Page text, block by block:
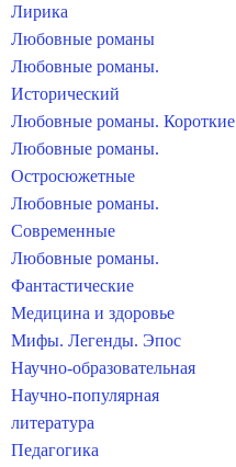
Лирика
Любовные романы
Любовные романы.
Исторический
Любовные романы. Короткие
Любовные романы.
Остросюжетные
Любовные романы.
Современные
Любовные романы.
Фантастические
Медицина и здоровье
Мифы. Легенды. Эпос
Научно-образовательная
Научно-популярная
литература
Педагогика